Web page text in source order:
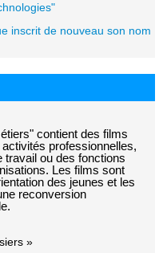
inscrit de nouveau son nom
contient des films
professionnelles,
travail ou des fonctions
Les films sont
des jeunes et les
reconversion
»